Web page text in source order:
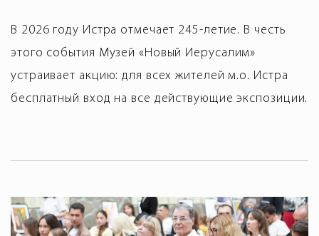
В 2026 году Истра отмечает 245-летие. В честь
этого события Музей «Новый Иерусалим»
устраивает акцию: для всех жителей м.о. Истра
бесплатный вход на все действующие экспозиции.